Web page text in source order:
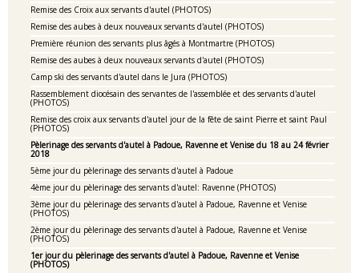
Remise des Croix aux servants d'autel (PHOTOS)
Remise des aubes à deux nouveaux servants d'autel (PHOTOS)
Première réunion des servants plus âgés à Montmartre (PHOTOS)
Remise des aubes à deux nouveaux servants d'autel (PHOTOS)
Camp ski des servants d'autel dans le Jura (PHOTOS)
Rassemblement diocésain des servantes de l'assemblée et des servants d'autel
(PHOTOS)
Remise des croix aux servants d'autel jour de la fête de saint Pierre et saint Paul
(PHOTOS)
Pèlerinage des servants d'autel à Padoue, Ravenne et Venise du 18 au 24 février
2018
5ème jour du pèlerinage des servants d'autel à Padoue
4ème jour du pèlerinage des servants d'autel: Ravenne (PHOTOS)
3ème jour du pèlerinage des servants d'autel à Padoue, Ravenne et Venise
(PHOTOS)
2ème jour du pèlerinage des servants d'autel à Padoue, Ravenne et Venise
(PHOTOS)
1er jour du pèlerinage des servants d'autel à Padoue, Ravenne et Venise
(PHOTOS)